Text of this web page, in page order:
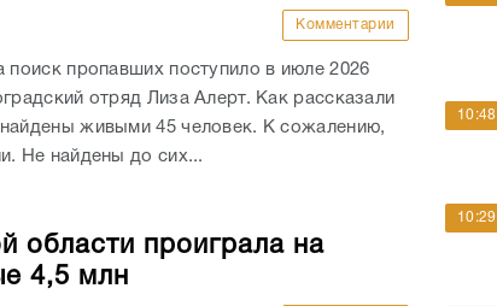
Комментарии
поиск пропавших поступило в июле 2026
отряд Лиза Алерт. Как рассказали
живыми 45 человек. К сожалению,
Не найдены до сих...
области проиграла на
4,5 млн
10:48
10:29